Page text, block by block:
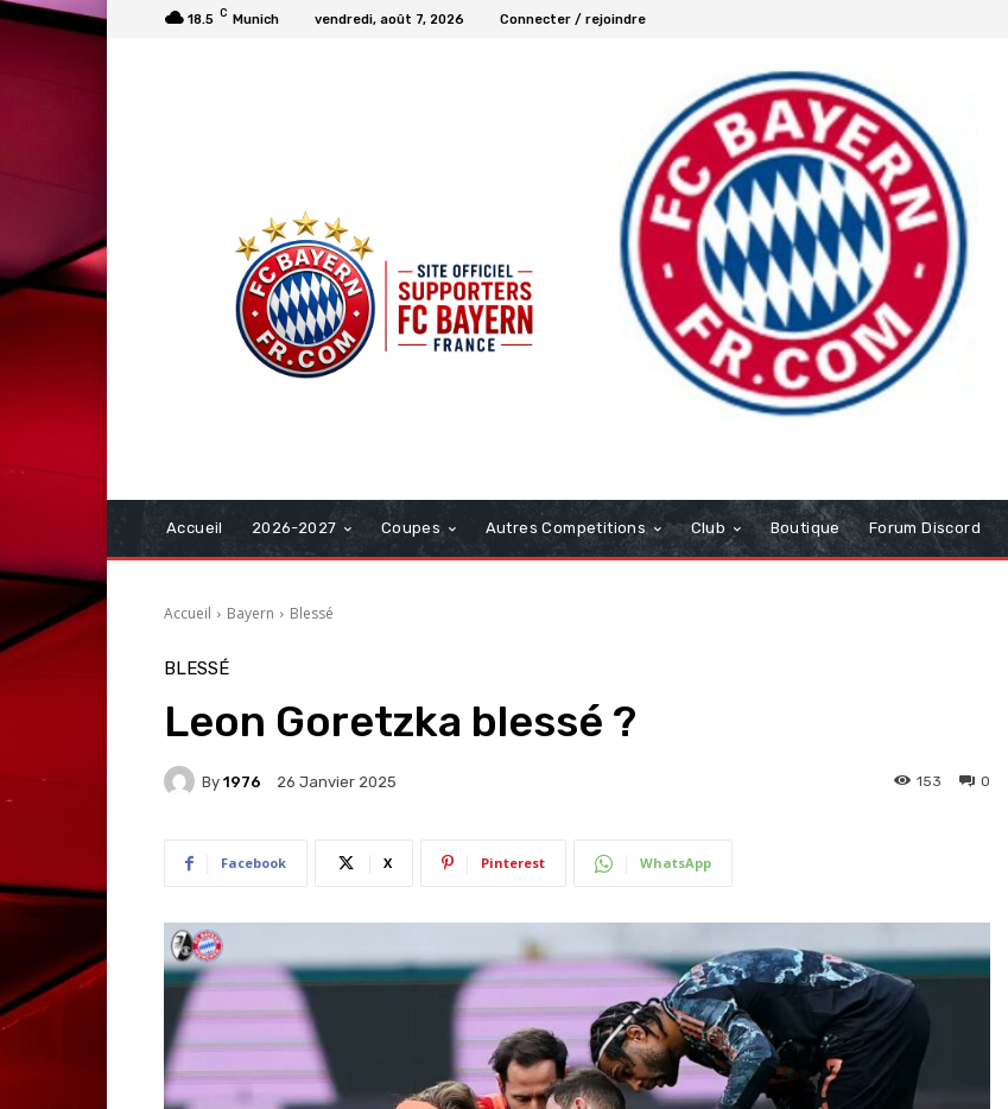
18.5 C Munich vendredi, août 7, 2026 Connecter / rejoindre
Accueil 2026-2027 Coupes Autres Competitions Club Boutique Forum Discord
Accueil Bayern Blessé
BLESSÉ
Leon Goretzka blessé ?
By 1976 26 Janvier 2025 0
153
Facebook X Pinterest WhatsApp